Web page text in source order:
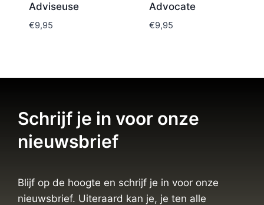
Adviseuse
€9,95
Advocate
€9,95
Schrijf je in voor onze
nieuwsbrief
Blijf op de hoogte en schrijf je in voor onze
nieuwsbrief. Uiteraard kan je, je ten alle